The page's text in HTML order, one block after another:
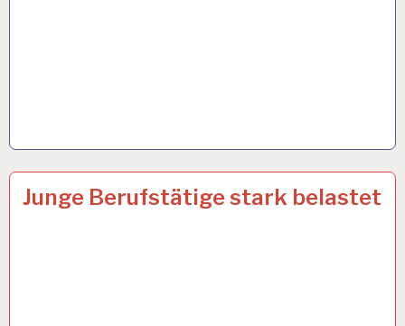
ARBEIT
UND
Junge Berufstätige stark belastet
4 OKT. 2022